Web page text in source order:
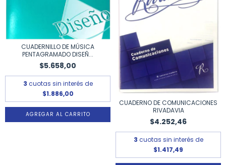
CUADERNILLO DE MÚSICA
PENTAGRAMADO DISEÑ...
$5.658,00
3 cuotas sin interés de
$1.886,00
CUADERNO DE COMUNICACIONES
RIVADAVIA
$4.252,46
3 cuotas sin interés de
$1.417,49